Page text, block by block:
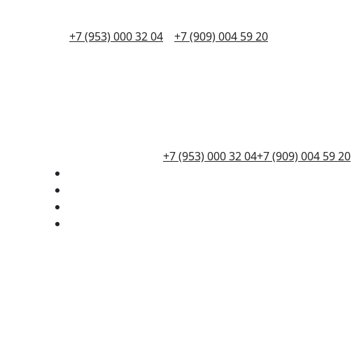
+7 (953) 000 32 04 +7 (909) 004 59 20
+7 (953) 000 32 04+7 (909) 004 59 20